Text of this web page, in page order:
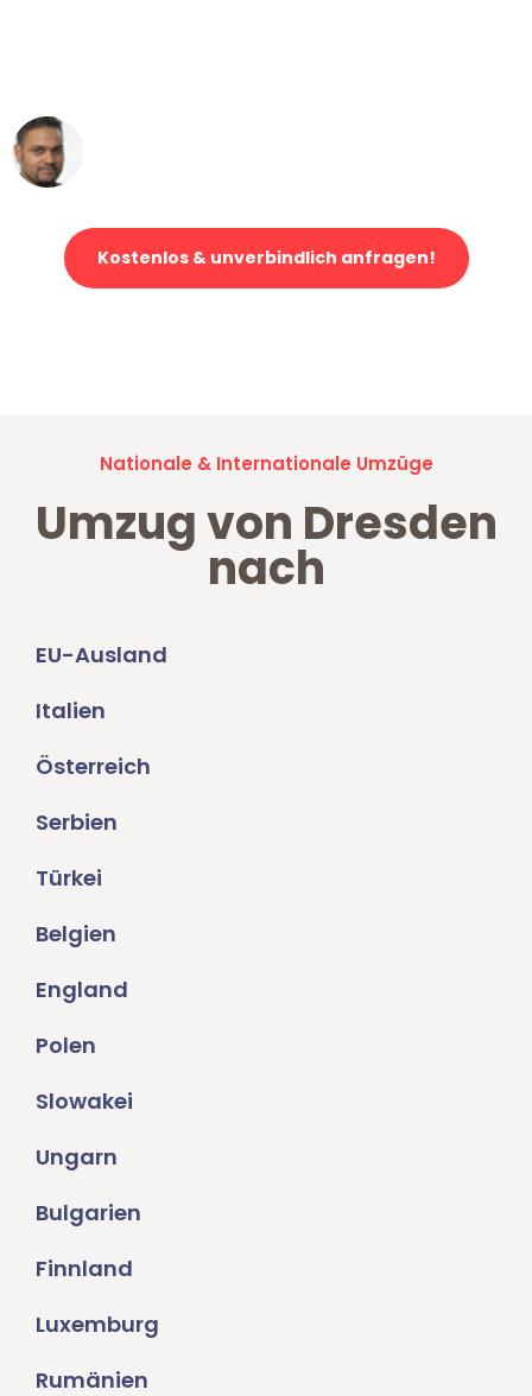
Kostenlos & unverbindlich anfragen!
Nationale & Internationale Umzüge
Umzug von Dresden
nach
EU-Ausland
Italien
Österreich
Serbien
Türkei
Belgien
England
Polen
Slowakei
Ungarn
Bulgarien
Finnland
Luxemburg
Rumänien